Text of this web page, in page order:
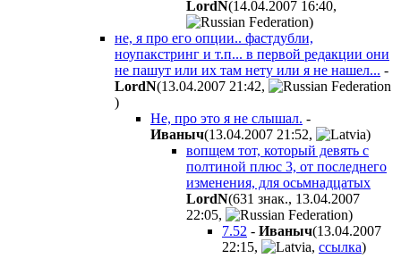
LordN(14.04.2007 16:40,
)
не, я про его опции.. фастдубли,
ноупакстринг и т.п... в первой редакции они
не пашут или их там нету или я не нашел... -
LordN(13.04.2007 21:42,
)
Не, про это я не слышал. -
Иваныч(13.04.2007 21:52,
)
вопщем тот, который девять с
полтиной плюс 3, от последнего
изменения, для осьмнадцатых
LordN(631 знак., 13.04.2007
22:05,
)
7.52 - Иваныч(13.04.2007
22:15, , ссылка)